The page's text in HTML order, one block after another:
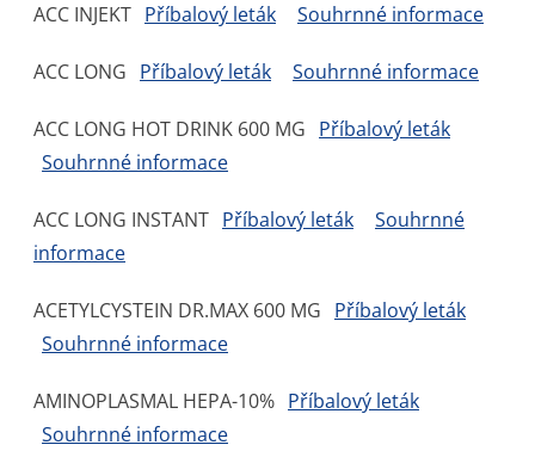
ACC INJEKT Příbalový leták Souhrnné informace
ACC LONG Příbalový leták Souhrnné informace
ACC LONG HOT DRINK 600 MG Příbalový leták
Souhrnné informace
ACC LONG INSTANT Příbalový leták
Souhrnné
informace
ACETYLCYSTEIN DR.MAX 600 MG Příbalový leták
Souhrnné informace
AMINOPLASMAL HEPA-10% Příbalový leták
Souhrnné informace